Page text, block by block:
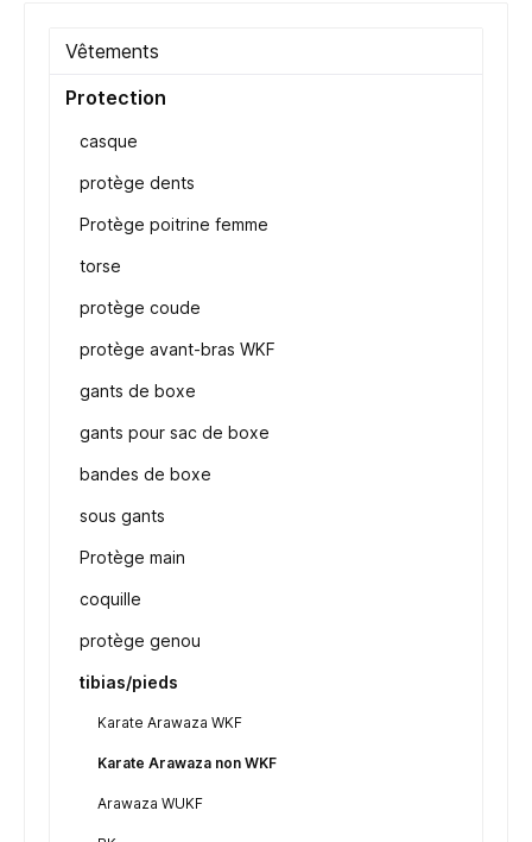
Vêtements
Protection
casque
protège dents
Protège poitrine femme
torse
protège coude
protège avant-bras WKF
gants de boxe
gants pour sac de boxe
bandes de boxe
sous gants
Protège main
coquille
protège genou
tibias/pieds
Karate Arawaza WKF
Karate Arawaza non WKF
Arawaza WUKF